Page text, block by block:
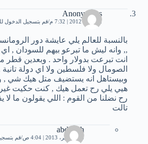
Anonymous
12 مايو، 2012 | 7:32 م قم بتسجيل الدخول
بالنسبة للعالم يلي عايشة دور
,, وانه ليش ما تبرعو بيهم للسودان , اي
انت تبرعت بدولار واحد . وبعدين
الصومال ولا فلسطين ولا اي دولة
وبيستاهل انه يستضيف متل هيك شي ,
هيي يلي رح تعمل هيك , كنت حكيت
رح نضلنا من القوم : اللي يقولون ما لا
تالت
abdullah
13 سبتمبر، 2013 | 4:04 ص قم